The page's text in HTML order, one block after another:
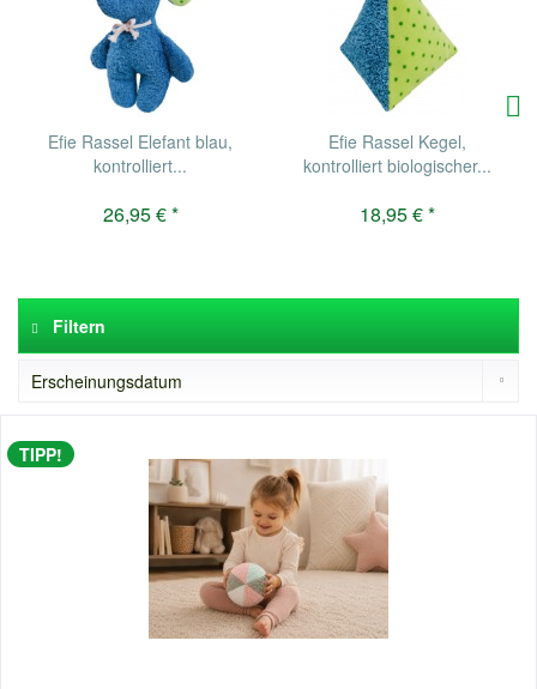
Efie Rassel Elefant blau,
kontrolliert...
26,95 € *
Efie Rassel Kegel,
kontrolliert biologischer...
18,95 € *
Filtern
TIPP!